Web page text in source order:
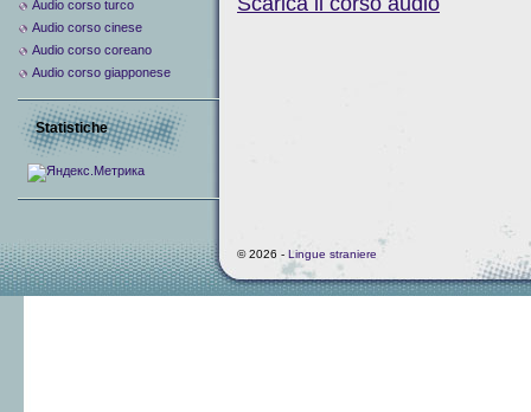
Audio corso turco
Audio corso cinese
Audio corso coreano
Audio corso giapponese
Statistiche
© 2026 - Lingue straniere